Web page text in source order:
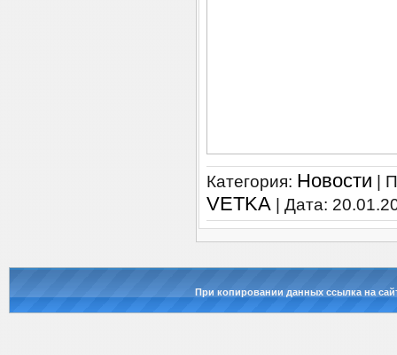
Категория: Новости |
VETKA | Дата:
При копировании данных ссылка на